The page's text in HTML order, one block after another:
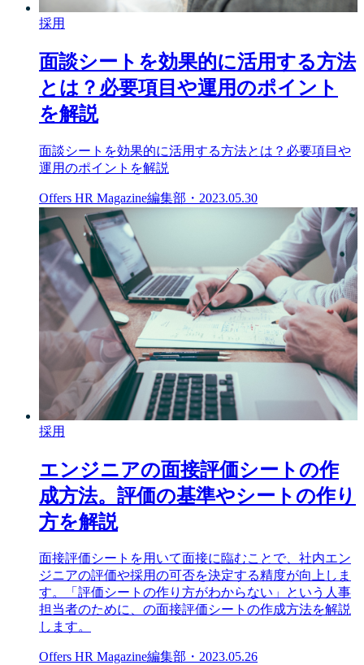
採用
面談シートを効果的に活用する方法
とは？必要項目や運用のポイント
を解説
面談シートを効果的に活用する方法とは？必要項目や
運用のポイントを解説
Offers HR Magazine編集部 ・ 2023.05.30
採用
エンジニアの面接評価シートの作
成方法。評価の基準やシートの作り
方を解説
面接評価シートを用いて面接に臨むことで、社内エン
ジニアの評価や採用の可否を決定する精度が向上しま
す。「評価シートの作り方がわからない」という人事
担当者のために、の面接評価シートの作成方法を解説
します。
Offers HR Magazine編集部 ・ 2023.05.26